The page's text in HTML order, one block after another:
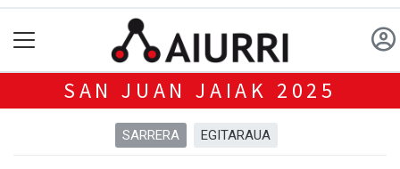
SAN JUAN JAIAK 2025
SARRERA EGITARAUA